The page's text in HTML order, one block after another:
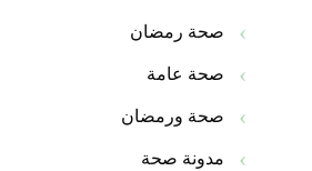
صحة رمضان
صحة عامة
صحة ورمضان
مدونة صحة